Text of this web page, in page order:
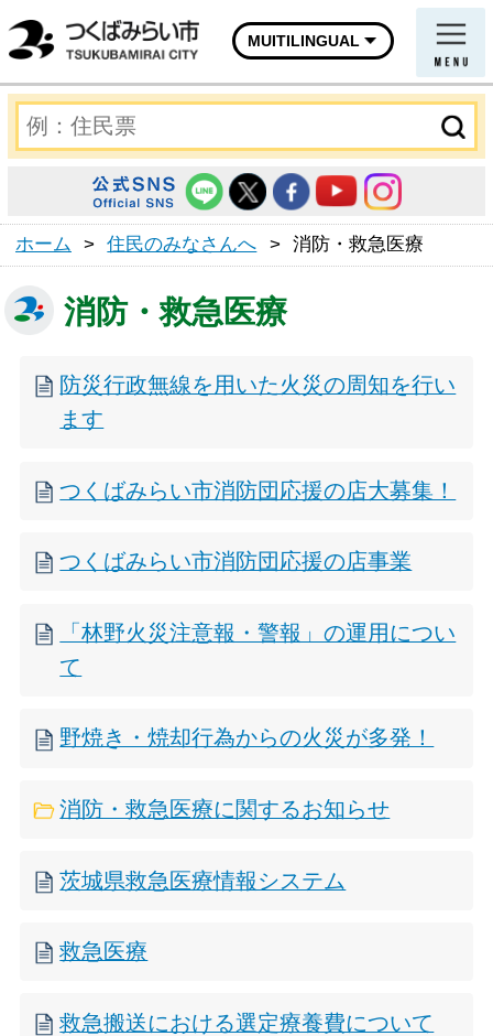
MUITILINGUAL
ホーム > 住民のみなさんへ > 消防・救急医療
消防・救急医療
防災行政無線を用いた火災の周知を行い
ます
つくばみらい市消防団応援の店大募集！
つくばみらい市消防団応援の店事業
「林野火災注意報・警報」の運用につい
て
野焼き・焼却行為からの火災が多発！
消防・救急医療に関するお知らせ
茨城県救急医療情報システム
救急医療
救急搬送における選定療養費について